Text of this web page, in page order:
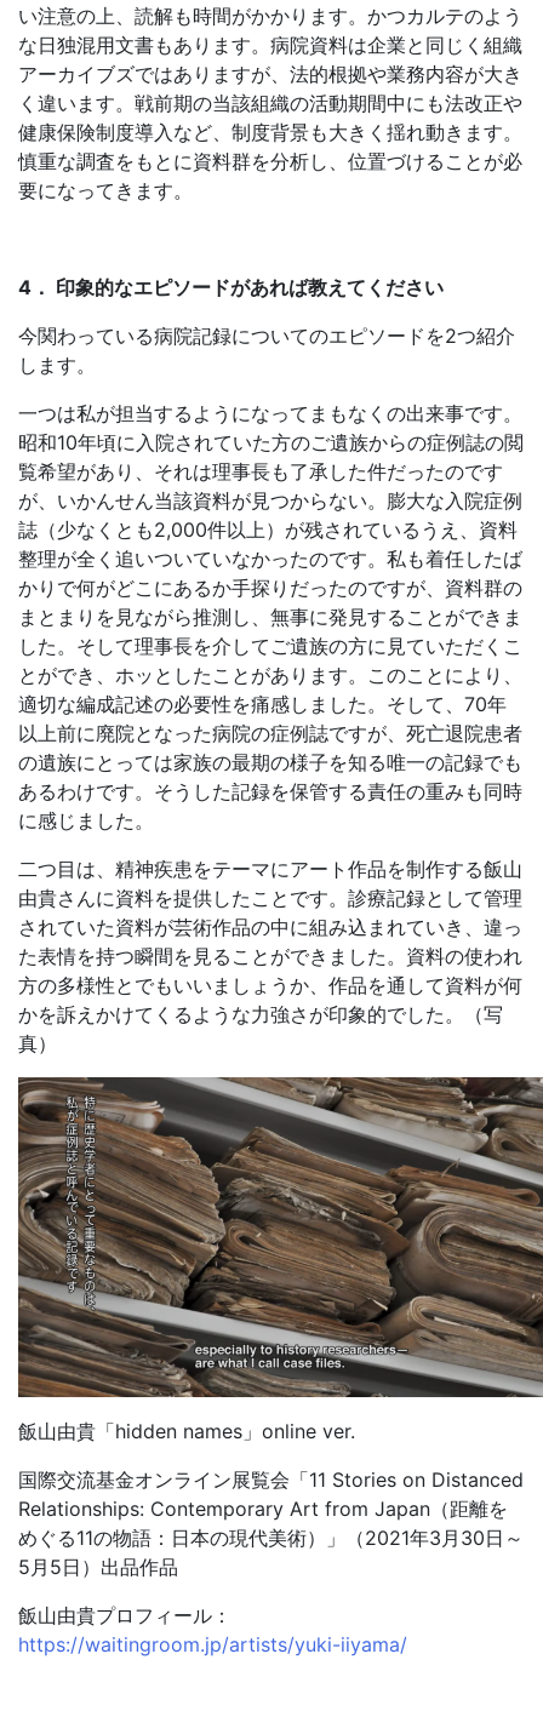
い注意の上、読解も時間がかかります。かつカルテのよう
な日独混用文書もあります。病院資料は企業と同じく組織
アーカイブズではありますが、法的根拠や業務内容が大き
く違います。戦前期の当該組織の活動期間中にも法改正や
健康保険制度導入など、制度背景も大きく揺れ動きます。
慎重な調査をもとに資料群を分析し、位置づけることが必
要になってきます。
4． 印象的なエピソードがあれば教えてください
今関わっている病院記録についてのエピソードを2つ紹介
します。
一つは私が担当するようになってまもなくの出来事です。
昭和10年頃に入院されていた方のご遺族からの症例誌の閲
覧希望があり、それは理事長も了承した件だったのです
が、いかんせん当該資料が見つからない。膨大な入院症例
誌（少なくとも2,000件以上）が残されているうえ、資料
整理が全く追いついていなかったのです。私も着任したば
かりで何がどこにあるか手探りだったのですが、資料群の
まとまりを見ながら推測し、無事に発見することができま
した。そして理事長を介してご遺族の方に見ていただくこ
とができ、ホッとしたことがあります。このことにより、
適切な編成記述の必要性を痛感しました。そして、70年
以上前に廃院となった病院の症例誌ですが、死亡退院患者
の遺族にとっては家族の最期の様子を知る唯一の記録でも
あるわけです。そうした記録を保管する責任の重みも同時
に感じました。
二つ目は、精神疾患をテーマにアート作品を制作する飯山
由貴さんに資料を提供したことです。診療記録として管理
されていた資料が芸術作品の中に組み込まれていき、違っ
た表情を持つ瞬間を見ることができました。資料の使われ
方の多様性とでもいいましょうか、作品を通して資料が何
かを訴えかけてくるような力強さが印象的でした。（写
真）
飯山由貴「hidden names」online ver.
国際交流基金オンライン展覧会「11 Stories on Distanced
Relationships: Contemporary Art from Japan（距離を
めぐる11の物語：日本の現代美術）」（2021年3月30日～
5月5日）出品作品
飯山由貴プロフィール：
https://waitingroom.jp/artists/yuki-iiyama/